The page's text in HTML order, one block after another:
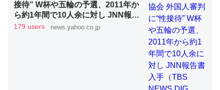
これを元に考えるとカルシウムを大量に使う脊椎動物と貝
類は苦労してるんだな…。腹足類だと殻を無くしてナメク
─ニュース :: 【研究発表】昆虫学の大問題＝「昆虫はなぜ海にいな
接待” W杯や五輪の予選、2011年か
ら約1年間で10人余に対し JNN報告
書入手（TBS NEWS DIG Powered
179 users news.yahoo.co.jp